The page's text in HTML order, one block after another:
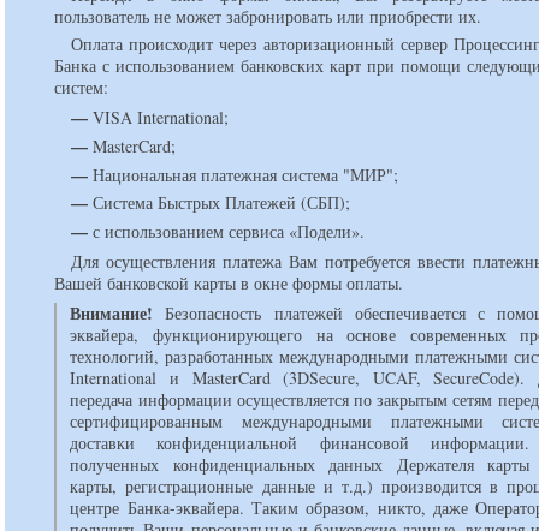
пользователь не может забронировать или приобрести их.
Оплата происходит через авторизационный сервер
Банка с использованием банковских карт при помощи
систем:
— VISA International;
— MasterCard;
— Национальная платежная система "МИР";
— Система Быстрых Платежей (СБП);
— с использованием сервиса «Подели».
Для осуществления платежа Вам потребуется ввести
Вашей банковской карты в окне формы оплаты.
Внимание! Безопасность платежей обеспечивается с
эквайера, функционирующего на основе современных
технологий, разработанных международными платежными
International и MasterCard (3DSecure, UCAF, SecureCode).
передача информации осуществляется по закрытым сетям
сертифицированным международными платежными
доставки конфиденциальной финансовой информации.
полученных конфиденциальных данных Держателя карты
карты, регистрационные данные и т.д.) производится в
центре Банка-эквайера. Таким образом, никто, даже